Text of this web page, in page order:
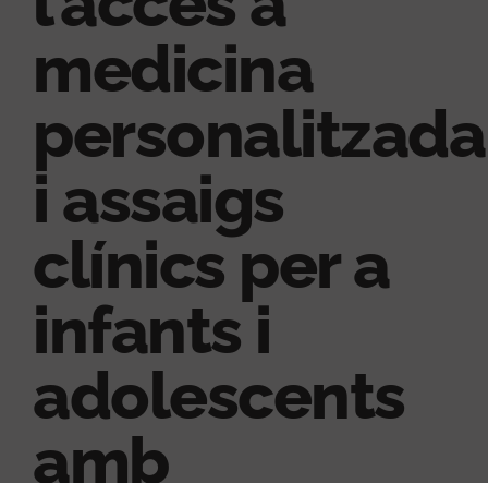
medicina
personalitzada
i assaigs
clínics per a
infants i
adolescents
amb